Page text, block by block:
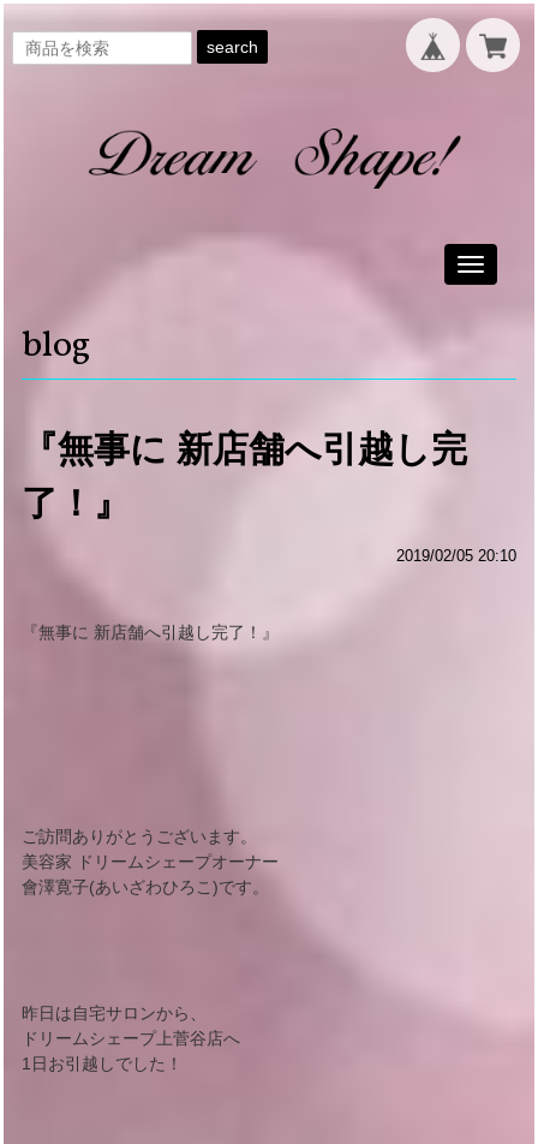
search
Toggle
blog
『無事に 新店舗へ引越し完
了！』
2019/02/05 20:10
『無事に 新店舗へ引越し完了！』
ご訪問ありがとうございます。
美容家 ドリームシェープオーナー
會澤寛子(あいざわひろこ)です。
昨日は自宅サロンから、
ドリームシェープ上菅谷店へ
1日お引越しでした！